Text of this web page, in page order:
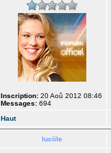
Inscription: 20 Aoû 2012 08:46
Messages: 694
Haut
luciile